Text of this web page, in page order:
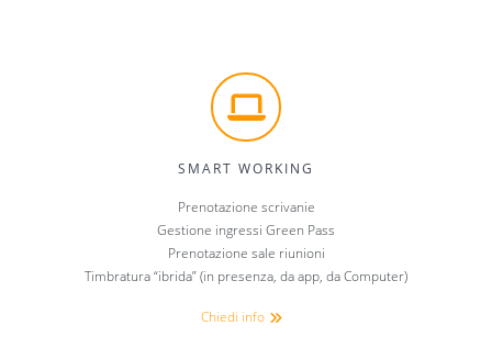
SMART WORKING
Prenotazione scrivanie
Gestione ingressi Green Pass
Prenotazione sale riunioni
Timbratura “ibrida” (in presenza, da app, da Computer)
Chiedi info